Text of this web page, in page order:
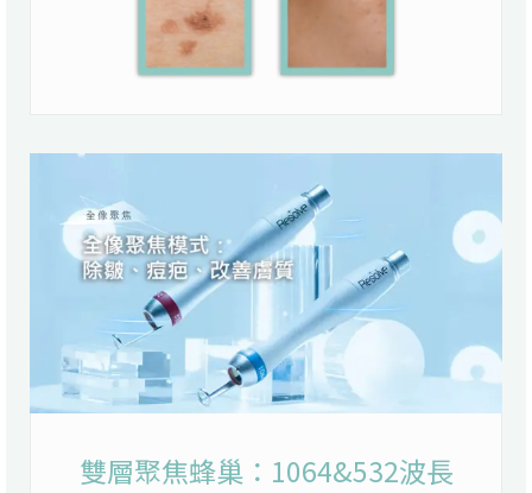
雙層聚焦蜂巢：1064&532波長